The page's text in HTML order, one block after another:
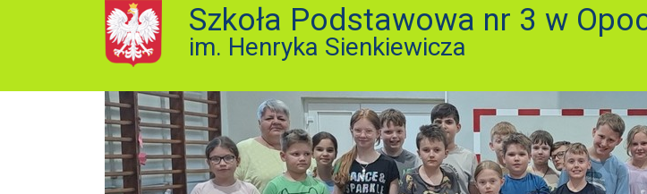
Szkoła Podstawowa nr 3 w
im. Henryka Sienkiewicza